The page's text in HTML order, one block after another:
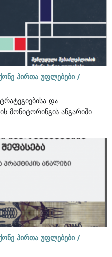
პირთა უფლებები /
და
მონიტორინგის ანგარიში
პირთა უფლებები /